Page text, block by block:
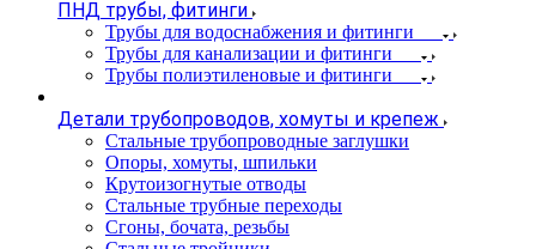
ПНД трубы, фитинги
Трубы для водоснабжения и фитинги
Трубы для канализации и фитинги
Трубы полиэтиленовые и фитинги
Детали трубопроводов, хомуты и крепеж
Стальные трубопроводные заглушки
Опоры, хомуты, шпильки
Крутоизогнутые отводы
Стальные трубные переходы
Сгоны, бочата, резьбы